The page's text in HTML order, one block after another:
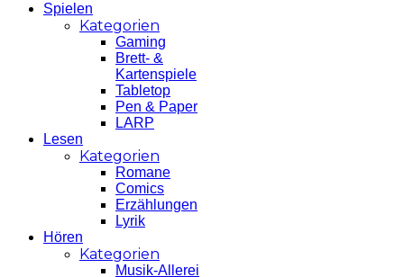
Spielen
Kategorien
Gaming
Brett- &
Kartenspiele
Tabletop
Pen & Paper
LARP
Lesen
Kategorien
Romane
Comics
Erzählungen
Lyrik
Hören
Kategorien
Musik-Allerei